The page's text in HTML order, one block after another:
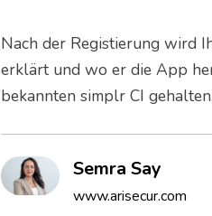
Nach der Registierung wird
erklärt und wo er die App
bekannten simplr CI gehalten.
Semra Say
www.arisecur.com